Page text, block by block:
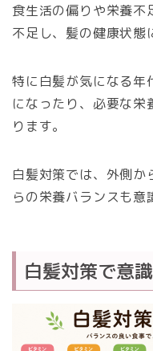
食生活の偏りや栄養不
不足し、髪の健康状態
特に白髪が気になる年
になったり、必要な栄
ります。
白髪対策では、外側
らの栄養バランスも意
白髪対策で意